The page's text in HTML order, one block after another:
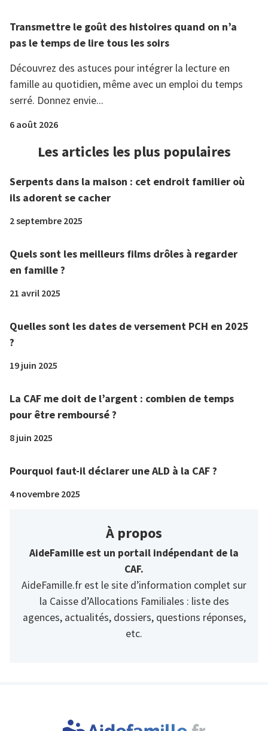
Transmettre le goût des histoires quand on n’a
pas le temps de lire tous les soirs
Découvrez des astuces pour intégrer la lecture en
famille au quotidien, même avec un emploi du temps
serré. Donnez envie...
6 août 2026
Les articles les plus populaires
Serpents dans la maison : cet endroit familier où
ils adorent se cacher
2 septembre 2025
Quels sont les meilleurs films drôles à regarder
en famille ?
21 avril 2025
Quelles sont les dates de versement PCH en 2025
?
19 juin 2025
La CAF me doit de l’argent : combien de temps
pour être remboursé ?
8 juin 2025
Pourquoi faut-il déclarer une ALD à la CAF ?
4 novembre 2025
À propos
AideFamille est un portail indépendant de la
CAF.
AideFamille.fr est le site d’information complet sur
la Caisse d’Allocations Familiales : liste des
agences, actualités, dossiers, questions réponses,
etc.